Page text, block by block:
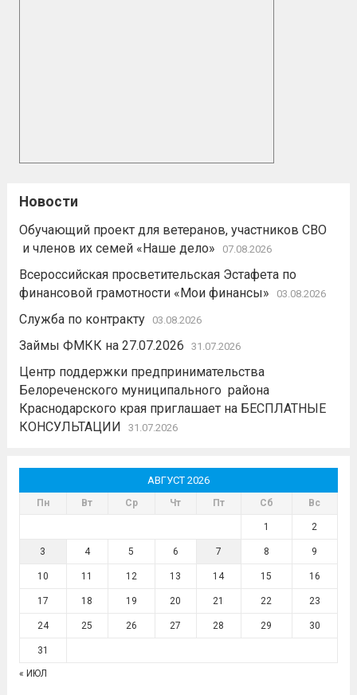
Новости
Обучающий проект для ветеранов, участников СВО
и членов их семей «Наше дело»
07.08.2026
Всероссийская просветительская Эстафета по
финансовой грамотности «Мои финансы»
03.08.2026
Служба по контракту 03.08.2026
Займы ФМКК на 27.07.2026 31.07.2026
Центр поддержки предпринимательства
Белореченского муниципального района
Краснодарского края приглашает на БЕСПЛАТНЫЕ
КОНСУЛЬТАЦИИ
31.07.2026
АВГУСТ 2026
Пн Вт Ср Чт Пт Сб Вс
1 2
3 4 5 6 7 8 9
10 11 12 13 14 15 16
17 18 19 20 21 22 23
24 25 26 27 28 29 30
31
« ИЮЛ